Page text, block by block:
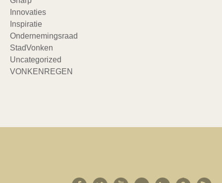
Innovaties
Inspiratie
Ondernemingsraad
StadVonken
Uncategorized
VONKENREGEN